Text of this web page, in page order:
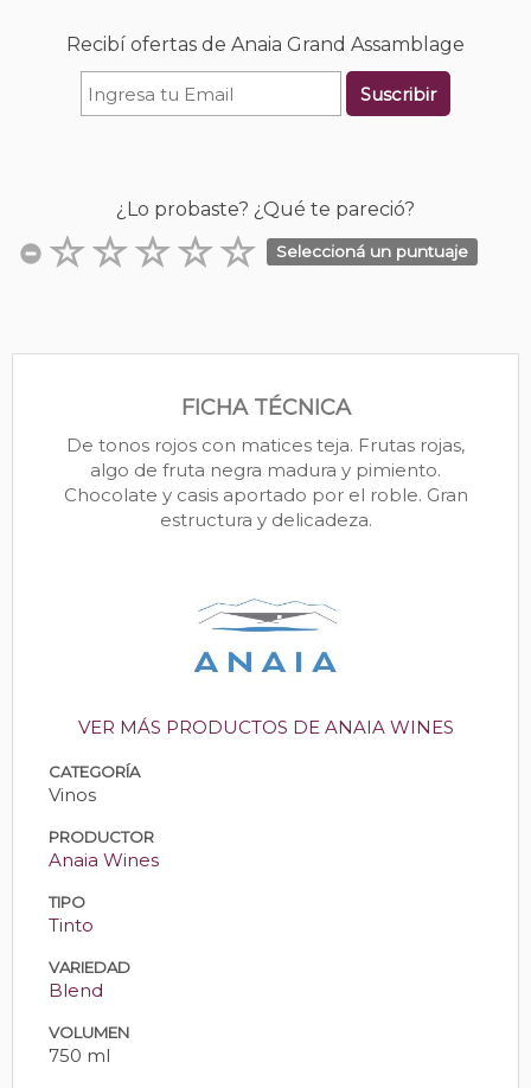
Recibí ofertas de Anaia Grand Assamblage
Suscribir
¿Lo probaste? ¿Qué te pareció?
Seleccioná un puntuaje
FICHA TÉCNICA
De tonos rojos con matices teja. Frutas rojas,
algo de fruta negra madura y pimiento.
Chocolate y casis aportado por el roble. Gran
estructura y delicadeza.
VER MÁS PRODUCTOS DE ANAIA WINES
CATEGORÍA
Vinos
PRODUCTOR
Anaia Wines
TIPO
Tinto
VARIEDAD
Blend
VOLUMEN
750 ml